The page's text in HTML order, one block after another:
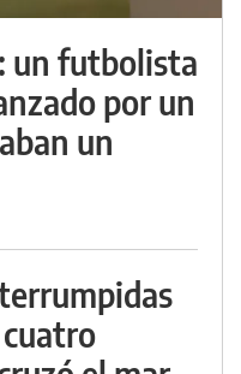
un futbolista
por un
un